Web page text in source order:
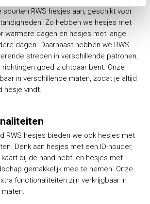
soorten RWS hesjes aan, geschikt voor
Zo hebben we hesjes met
warmere dagen en hesjes met lange
dagen. Daarnaast hebben we RWS
strepen in verschillende patronen,
richtingen goed zichtbaar bent. Onze
in verschillende maten, zodat je altijd
hesje vindt.
RWS hesjes bieden we ook hesjes met
Denk aan hesjes met een ID-houder,
bij de hand hebt, en hesjes met
gemakkelijk mee te nemen. Onze
functionaliteiten zijn verkrijgbaar in
maten.